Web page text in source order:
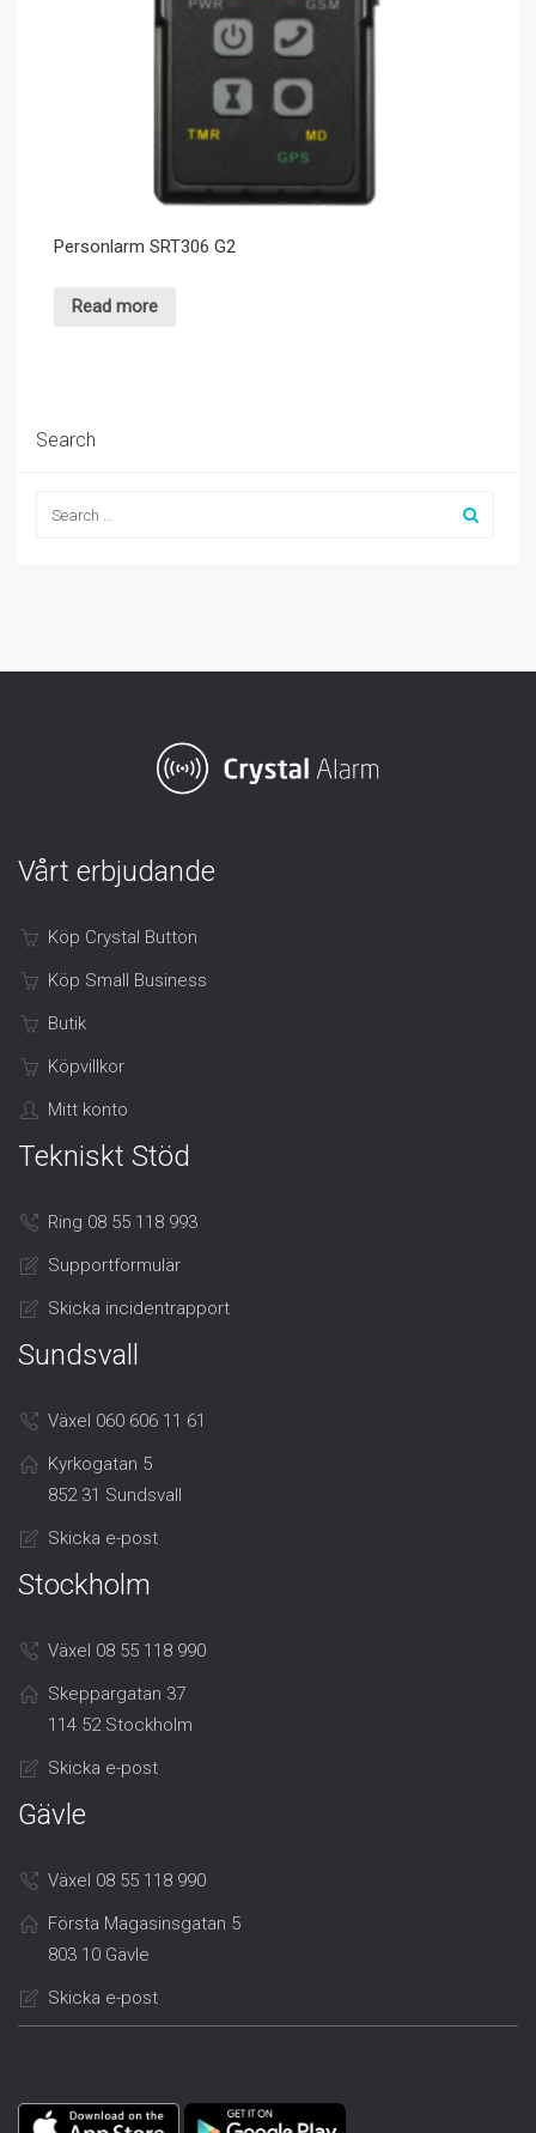
Personlarm SRT306 G2
Read more
Search
Vårt erbjudande
Köp Crystal Button
Köp Small Business
Butik
Köpvillkor
Mitt konto
Tekniskt Stöd
Ring 08 55 118 993
Supportformulär
Skicka incidentrapport
Sundsvall
Växel 060 606 11 61
Kyrkogatan 5
852 31 Sundsvall
Skicka e-post
Stockholm
Växel 08 55 118 990
Skeppargatan 37
114 52 Stockholm
Skicka e-post
Gävle
Växel 08 55 118 990
Första Magasinsgatan 5
803 10 Gävle
Skicka e-post